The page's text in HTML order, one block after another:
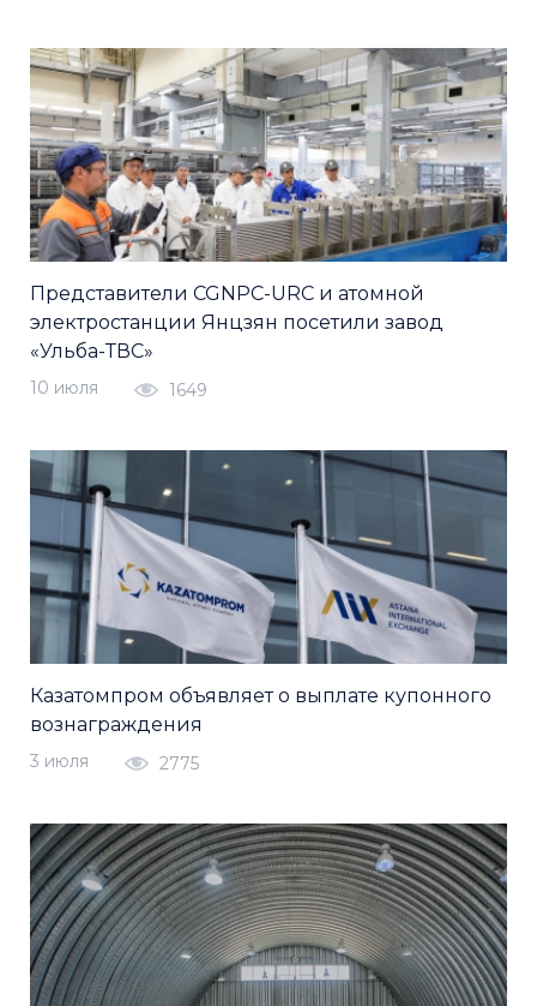
Представители CGNPC-URC и атомной
электростанции Янцзян посетили завод
«Ульба-ТВС»
10 июля 1649
Казатомпром объявляет о выплате купонного
вознаграждения
3 июля 2775